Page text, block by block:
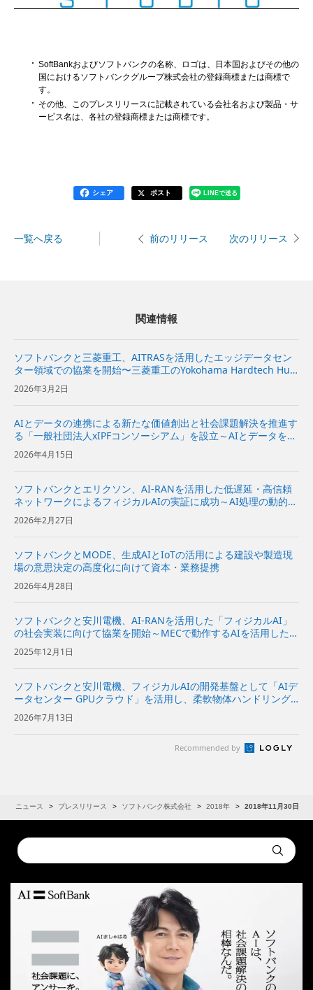
SoftBankおよびソフトバンクの名称、ロゴは、日本国およびその他の
国におけるソフトバンクグループ株式会社の登録商標または商標で
す。
その他、このプレスリリースに記載されている会社名および製品・サ
ービス名は、各社の登録商標または商標です。
シェア ポスト LINEで送る
一覧へ戻る 前のリリース 次のリリース
関連情報
ソフトバンクと三菱重工、AITRASを活用したエッジデータセン
ター領域での協業を開始〜三菱重工のYokohama Hardtech Hub
で、オンプレミス環境下における「AITRAS」を活用したエッジA
Iアプリケーションの実証実験を開始 〜...
2026年3月2日
AIとデータの連携による新たな価値創出と社会課題解決を推進す
る「一般社団法人xIPFコンソーシアム」を設立～AIとデータを分
散環境下で安全かつ柔軟に活用できるAIスペースの実現をめざす
～
2026年4月15日
ソフトバンクとエリクソン、AI-RANを活用した低遅延・高信頼
ネットワークによるフィジカルAIの実証に成功～AI処理の動的な
オフロードと通信ネットワークの最適化により、安定したフィジ
カルAIを実現～
2026年2月27日
ソフトバンクとMODE、生成AIとIoTの活用による建設や製造現
場の意思決定の高度化に向けて資本・業務提携
2026年4月28日
ソフトバンクと安川電機、AI-RANを活用した「フィジカルAI」
の社会実装に向けて協業を開始～MECで動作するAIを活用した、
オフィス向けフィジカルAIロボットのユースケースを共同開発～
2025年12月1日
ソフトバンクと安川電機、フィジカルAIの開発基盤として「AIデ
ータセンター GPUクラウド」を活用し、柔軟物体ハンドリング
システムを実証～NVIDIAと協力し、ロボットの動作データ収集
からAIの学習・評価、実機への適用までを効率化～ | 企...
2026年7月13日
Recommended by
ニュース プレスリリース ソフトバンク株式会社 2018年 2018年11月30日
Conduct
a
Submit